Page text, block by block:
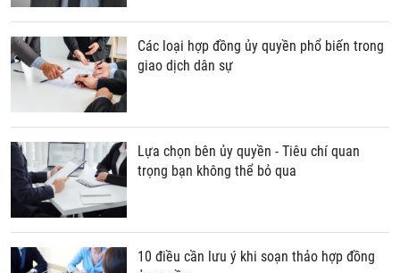
Các loại hợp đồng ủy quyền phổ biến trong
giao dịch dân sự
Lựa chọn bên ủy quyền - Tiêu chí quan
trọng bạn không thể bỏ qua
10 điều cần lưu ý khi soạn thảo hợp đồng